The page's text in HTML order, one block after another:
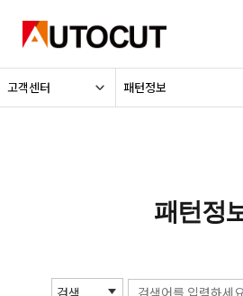
고객센터 패턴정보
패턴정